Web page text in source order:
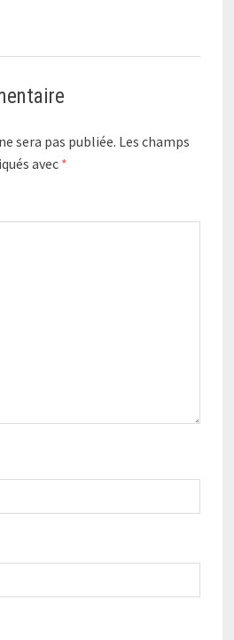
sera pas publiée. Les champs
avec *